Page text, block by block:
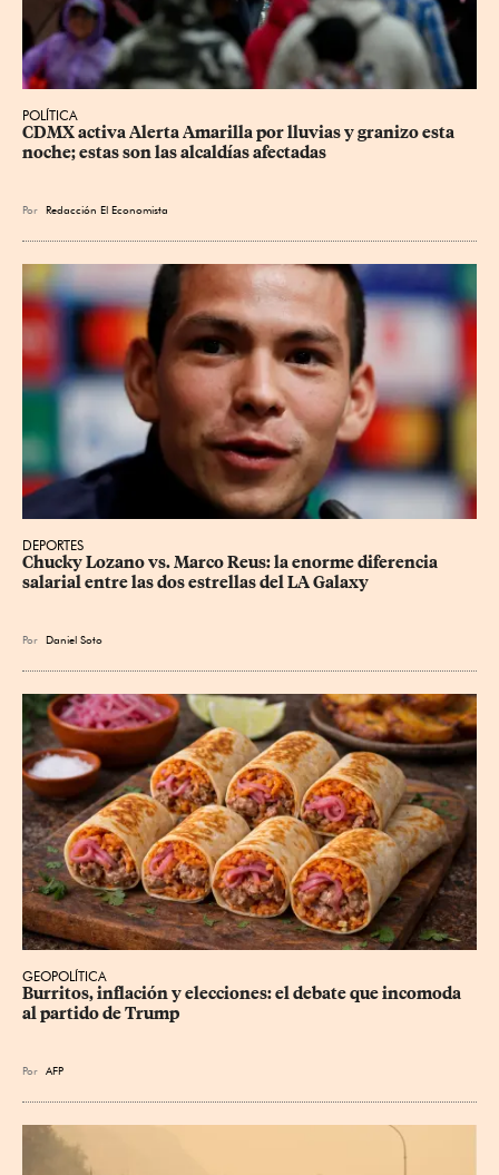
POLÍTICA
CDMX activa Alerta Amarilla por lluvias y granizo esta
noche; estas son las alcaldías afectadas
Por Redacción El Economista
DEPORTES
Chucky Lozano vs. Marco Reus: la enorme diferencia
salarial entre las dos estrellas del LA Galaxy
Por Daniel Soto
GEOPOLÍTICA
Burritos, inflación y elecciones: el debate que incomoda
al partido de Trump
Por AFP